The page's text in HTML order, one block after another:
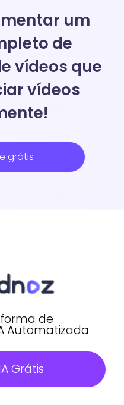
um
de
vídeos que
vídeos
grátis
de
Automatizada
Grátis